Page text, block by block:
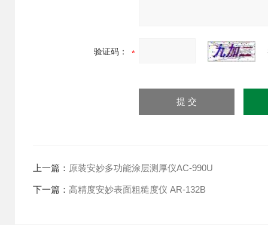
验证码：
上一篇： 原装安妙多功能涂层测厚仪AC-990U
下一篇： 高精度安妙表面粗糙度仪 AR-132B